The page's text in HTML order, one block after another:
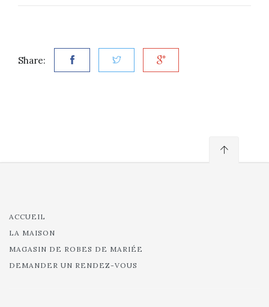
Share:
ACCUEIL
LA MAISON
MAGASIN DE ROBES DE MARIÉE
DEMANDER UN RENDEZ-VOUS